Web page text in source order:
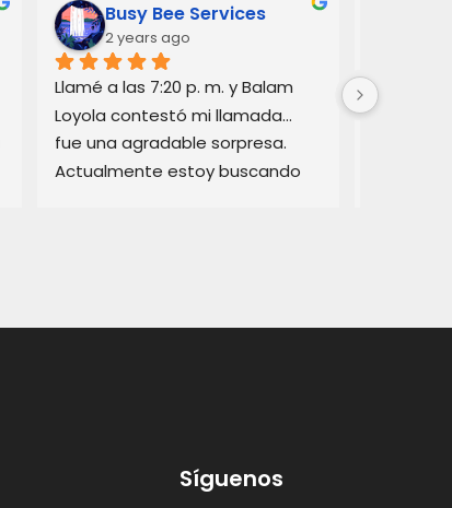
Busy Bee Services
2 years ago
Llamé a las 7:20 p. m. y Balam
Loyola contestó mi llamada…
fue una agradable sorpresa.
Actualmente estoy buscando
Balam
consejos
Síguenos